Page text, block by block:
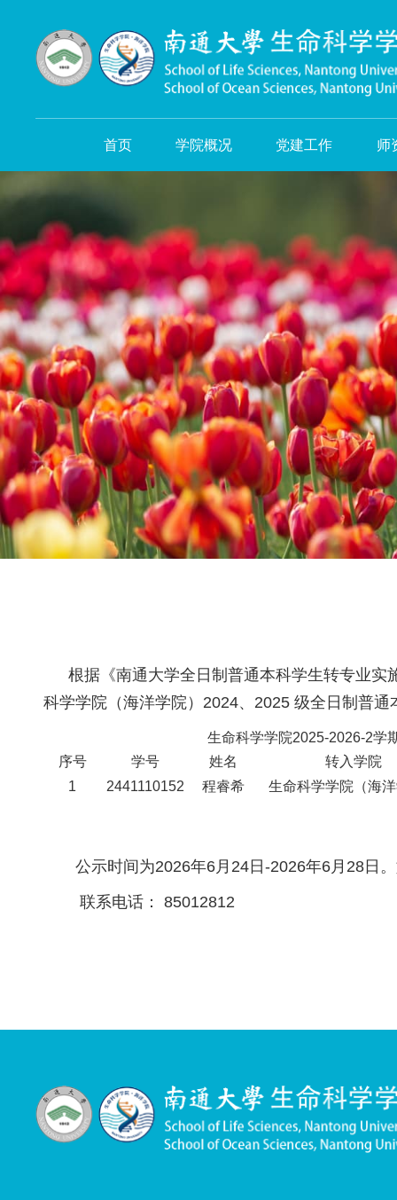
首页 学院概况 党建工作
根据《南通大学全日制普通本科学生转专业
科学学院（海洋学院）2024、2025 级全日制普
生命科学学院2025-2026-2
序号 学号 姓名 转入学院
1 2441110152 程睿希 生命科学学院（海
公示时间为2026年6月24日-2026年6月28日
联系电话： 85012812